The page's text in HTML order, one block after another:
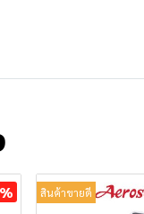
สินค้าขายดี